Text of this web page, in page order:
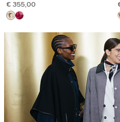
€ 355,00